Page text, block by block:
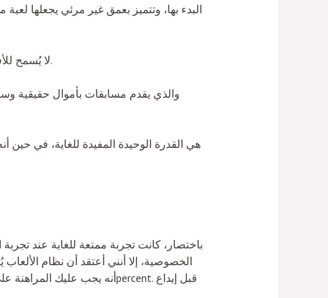
لا يُسمح للأفراد الذين تقل أعمارهم عن 18 عامًا بإنشاء حسابات ويمكنك المشاركة في اللعبة الجديدة عبر الإنترنت.
باختصار، كانت تجربة ممتعة للغاية عند
الخصوصية، إلا أنني أعتقد أن نظام